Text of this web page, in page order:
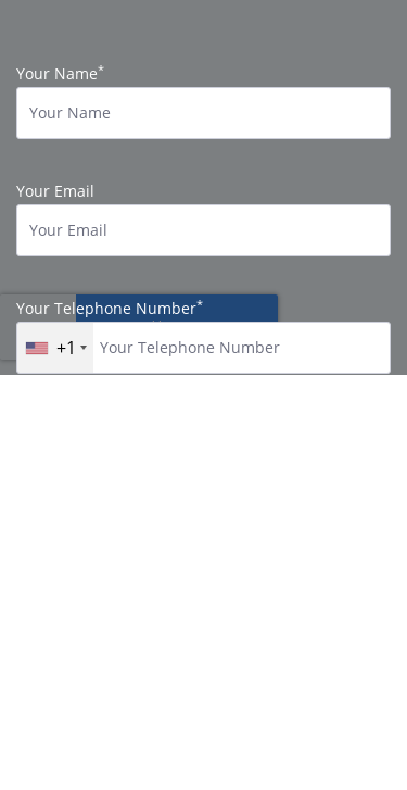
Your Name*
Your Email
Your Telephone Number*
+1